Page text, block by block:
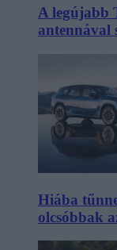
A legújabb
antennával
Hiába
olcsóbbak